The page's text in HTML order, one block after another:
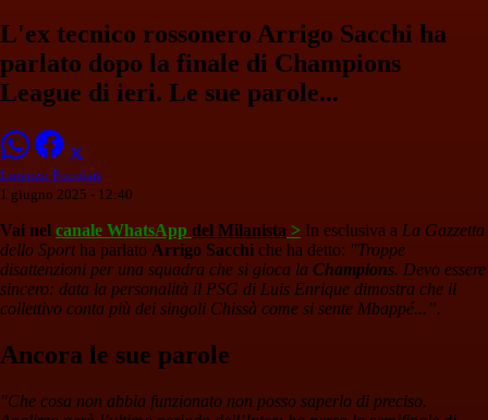
L'ex tecnico rossonero Arrigo Sacchi ha
parlato dopo la finale di Champions
League di ieri. Le sue parole...
Lorenzo Focolari
1 giugno 2025 - 12:40
Vai nel canale WhatsApp del Milanista > In esclusiva a La Gazzetta
dello Sportha parlato Arrigo Sacchi che ha detto: "Troppe
disattenzioni per una squadra che si gioca la Champions. Devo essere
sincero: data la personalità il PSG di Luis Enrique dimostra che il
collettivo conta più dei singoli Chissà come si sente Mbappé...”.
Ancora le sue parole
"Che cosa non abbia funzionato non posso saperlo di preciso.